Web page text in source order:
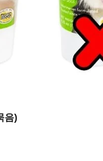
음)